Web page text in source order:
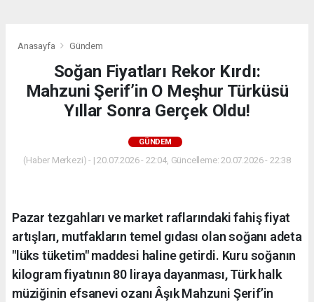
Anasayfa Gündem
Soğan Fiyatları Rekor Kırdı:
Mahzuni Şerif’in O Meşhur Türküsü
Yıllar Sonra Gerçek Oldu!
GÜNDEM
(Haber Merkezi) - | 20.07.2026 - 22:04, Güncelleme: 20.07.2026 - 22:38
Pazar tezgahları ve market raflarındaki fahiş fiyat
artışları, mutfakların temel gıdası olan soğanı adeta
"lüks tüketim" maddesi haline getirdi. Kuru soğanın
kilogram fiyatının 80 liraya dayanması, Türk halk
müziğinin efsanevi ozanı Âşık Mahzuni Şerif’in